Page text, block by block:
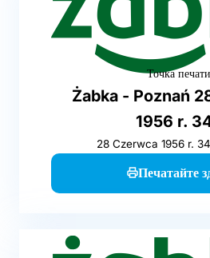
Точка печати
Żabka - Poznań
1956 r.
28 Czerwca 1956 r.
Печатайте